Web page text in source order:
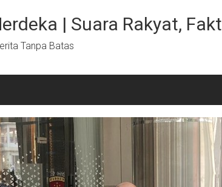
| Suara Rakyat,
Tanpa Batas